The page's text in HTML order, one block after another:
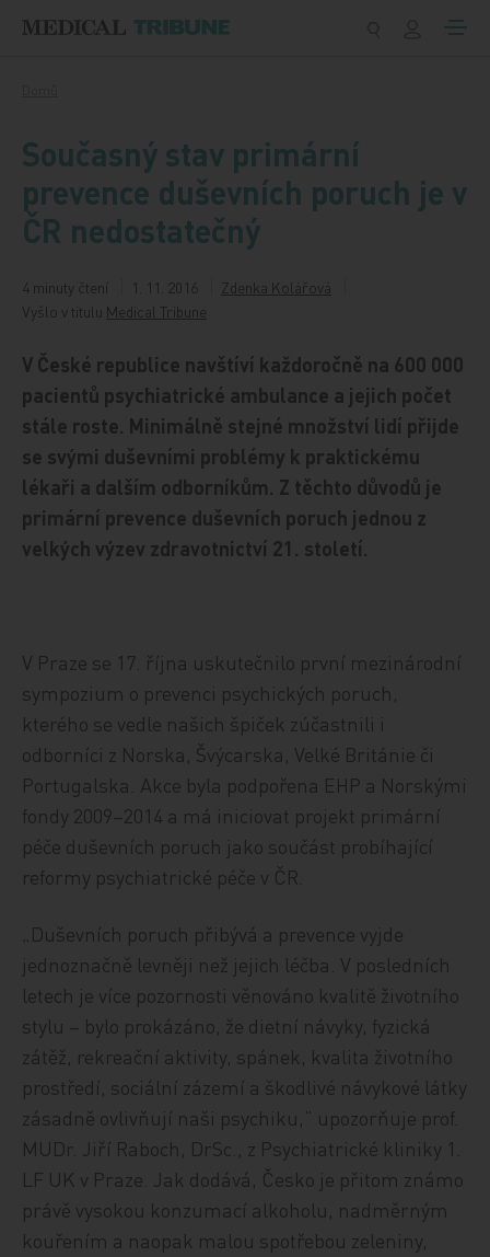
Současný stav primární
prevence duševních poruch je v
ČR nedostatečný
4 minuty čtení 1. 11. 2016
Zdenka Kolářová
Vyšlo v titulu Medical Tribune
V České republice navštíví každoročně na 600 000
pacientů psychiatrické ambulance a jejich počet
stále roste. Minimálně stejné množství lidí přijde
se svými duševními problémy k praktickému
lékaři a dalším odborníkům. Z těchto důvodů je
primární prevence duševních poruch jednou z
velkých výzev zdravotnictví 21. století.
V Praze se 17. října uskutečnilo první mezinárodní
sympozium o prevenci psychických poruch,
kterého se vedle našich špiček zúčastnili i
odborníci z Norska, Švýcarska, Velké Británie či
Portugalska. Akce byla podpořena EHP a Norskými
fondy 2009–2014 a má iniciovat projekt primární
péče duševních poruch jako součást probíhající
reformy psychiatrické péče v ČR.
„Duševních poruch přibývá a prevence vyjde
jednoznačně levněji než jejich léčba. V posledních
letech je více pozornosti věnováno kvalitě životního
stylu – bylo prokázáno, že dietní návyky, fyzická
zátěž, rekreační aktivity, spánek, kvalita životního
prostředí, sociální zázemí a škodlivé návykové látky
zásadně ovlivňují naši psychiku,“ upozorňuje prof.
MUDr. Jiří Raboch, DrSc., z Psychiatrické kliniky 1.
LF UK v Praze. Jak dodává, Česko je přitom známo
právě vysokou konzumací alkoholu, nadměrným
kouřením a naopak malou spotřebou zeleniny,